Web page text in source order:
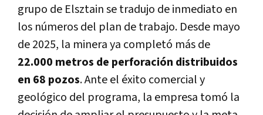
grupo de Elsztain se tradujo de inmediato en
los números del plan de trabajo. Desde mayo
de 2025, la minera ya completó más de
22.000 metros de perforación distribuidos
en 68 pozos. Ante el éxito comercial y
geológico del programa, la empresa tomó la